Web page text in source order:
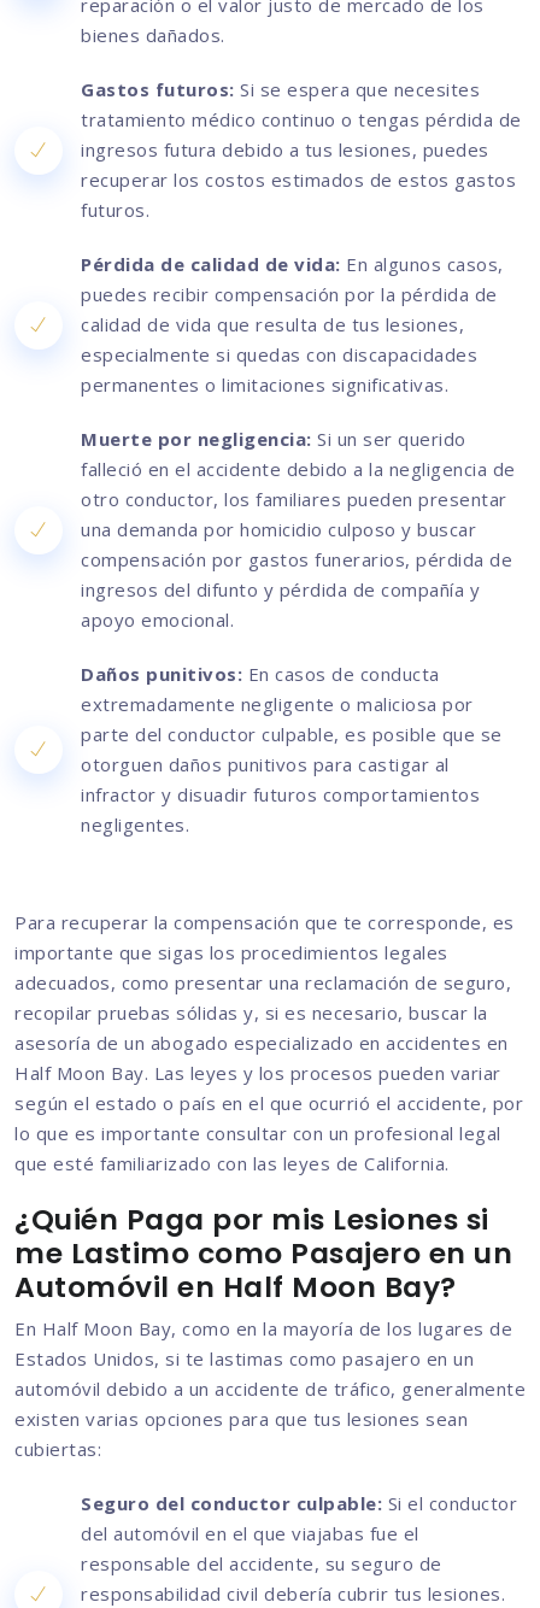
reparación o el valor justo de mercado de los
bienes dañados.
Gastos futuros: Si se espera que necesites
tratamiento médico continuo o tengas pérdida de
ingresos futura debido a tus lesiones, puedes
recuperar los costos estimados de estos gastos
futuros.
Pérdida de calidad de vida: En algunos casos,
puedes recibir compensación por la pérdida de
calidad de vida que resulta de tus lesiones,
especialmente si quedas con discapacidades
permanentes o limitaciones significativas.
Muerte por negligencia: Si un ser querido
falleció en el accidente debido a la negligencia de
otro conductor, los familiares pueden presentar
una demanda por homicidio culposo y buscar
compensación por gastos funerarios, pérdida de
ingresos del difunto y pérdida de compañía y
apoyo emocional.
Daños punitivos: En casos de conducta
extremadamente negligente o maliciosa por
parte del conductor culpable, es posible que se
otorguen daños punitivos para castigar al
infractor y disuadir futuros comportamientos
negligentes.
Para recuperar la compensación que te corresponde, es
importante que sigas los procedimientos legales
adecuados, como presentar una reclamación de seguro,
recopilar pruebas sólidas y, si es necesario, buscar la
asesoría de un abogado especializado en accidentes en
Half Moon Bay. Las leyes y los procesos pueden variar
según el estado o país en el que ocurrió el accidente, por
lo que es importante consultar con un profesional legal
que esté familiarizado con las leyes de California.
¿Quién Paga por mis Lesiones si
me Lastimo como Pasajero en un
Automóvil en Half Moon Bay?
En Half Moon Bay, como en la mayoría de los lugares de
Estados Unidos, si te lastimas como pasajero en un
automóvil debido a un accidente de tráfico, generalmente
existen varias opciones para que tus lesiones sean
cubiertas:
Seguro del conductor culpable: Si el conductor
del automóvil en el que viajabas fue el
responsable del accidente, su seguro de
responsabilidad civil debería cubrir tus lesiones.